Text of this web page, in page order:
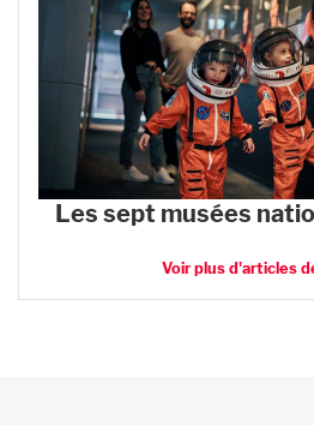
Les sept musées
Voir plus d'articles